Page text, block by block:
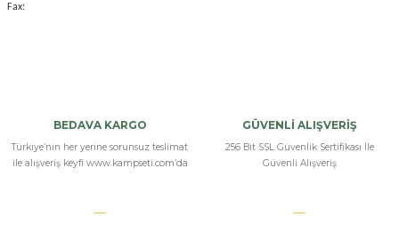
Fax:
BEDAVA KARGO
Türkiye’nin her yerine sorunsuz teslimat
ile alışveriş keyfi www.kampseti.com’da
GÜVENLİ ALIŞVERİŞ
256 Bit SSL Güvenlik Sertifikası İle
Güvenli Alışveriş